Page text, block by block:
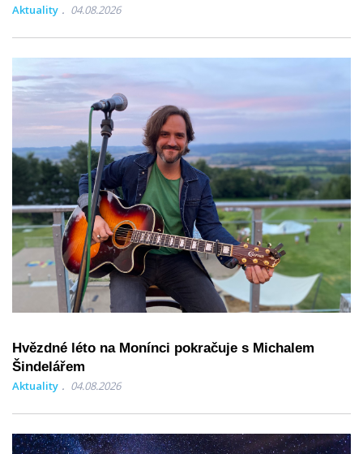
Aktuality 04.08.2026
Hvězdné léto na Monínci pokračuje s Michalem
Šindelářem
Aktuality 04.08.2026